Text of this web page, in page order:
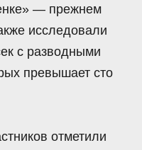
— прежнем
исследовали
с разводными
превышает сто
отметили